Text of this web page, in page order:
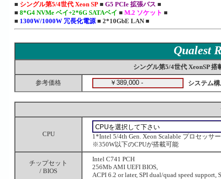
■ シングル第5/4世代 Xeon SP ■G5 PCIe 拡張バス ■
■8*G4 NVMe ベイ+2*6G SATAベイ ■M.2 ソケット ■
■ 1300W/1000W 冗長化電源■2*10GbE LAN ■
Qualest
シングル第5/4世代 XeonSP
参考価格 システム
CPU
1*Intel 5/4th Gen. Xeon Scalable プロセッサ
※350W以下のCPUが搭載可能
チップセット
/ BIOS
Intel C741 PCH
256Mb AMI UEFI BIOS,
ACPI 6.2 or later, SPI dual/quad speed support,